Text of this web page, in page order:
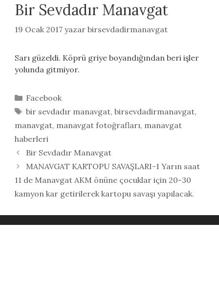
Bir Sevdadır Manavgat
19 Ocak 2017 yazar birsevdadirmanavgat
Sarı güzeldi. Köprü griye boyandığından beri işler
yolunda gitmiyor.
Kategoriler
Facebook
Etiketler
bir sevdadır manavgat, birsevdadirmanavgat,
manavgat, manavgat fotoğrafları, manavgat
haberleri
Bir Sevdadır Manavgat
MANAVGAT KARTOPU SAVAŞLARI-1 Yarın saat
11 de Manavgat AKM önüne çocuklar için 20-30
kamyon kar getirilerek kartopu savaşı yapılacak.